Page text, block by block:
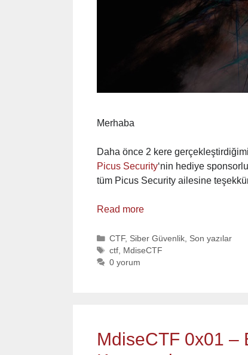
Merhaba
Daha önce 2 kere
Picus Security‘nin hediye
tüm Picus Security ailesine
Read more
Categories
CTF, Siber Güvenlik Son yazılar
Tags
ctf MdiseCTF
0 yorum
MdiseCTF 0x01 –